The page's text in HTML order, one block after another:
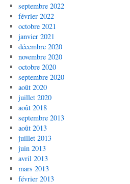
septembre 2022
février 2022
octobre 2021
janvier 2021
décembre 2020
novembre 2020
octobre 2020
septembre 2020
août 2020
juillet 2020
août 2018
septembre 2013
août 2013
juillet 2013
juin 2013
avril 2013
mars 2013
février 2013